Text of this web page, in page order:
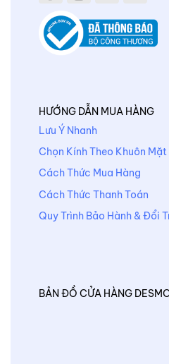
HƯỚNG DẪN MUA HÀNG
Lưu Ý Nhanh
Chọn Kính Theo Khuôn Mặt
Cách Thức Mua Hàng
Cách Thức Thanh Toán
Quy Trình Bảo Hành & Đổi
BẢN ĐỒ CỬA HÀNG